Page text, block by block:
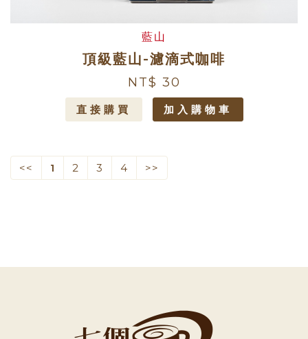
藍山
頂級藍山-濾滴式咖啡
NT$ 30
直接購買 加入購物車
<< 1 2 3 4 >>